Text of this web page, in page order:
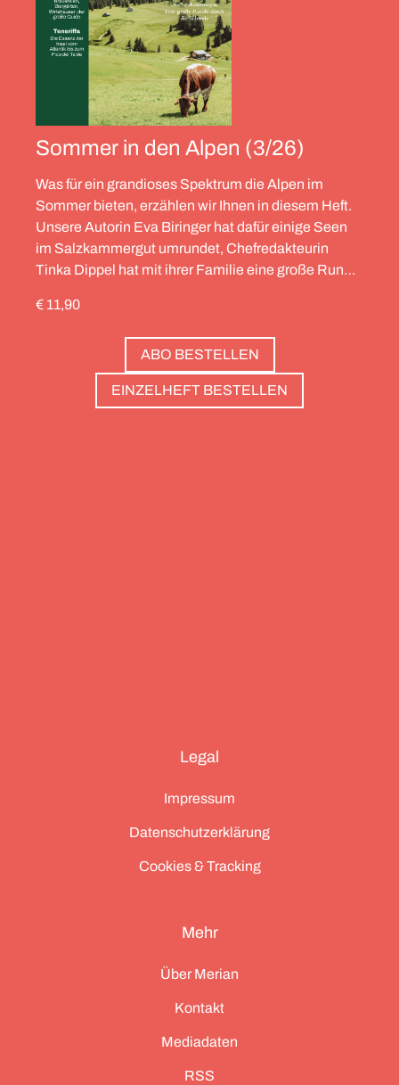
Sommer in den Alpen (3/26)
Was für ein grandioses Spektrum die Alpen im
Sommer bieten, erzählen wir Ihnen in diesem Heft.
Unsere Autorin Eva Biringer hat dafür einige Seen
im Salzkammergut umrundet, Chefredakteurin
Tinka Dippel hat mit ihrer Familie eine große Runde
Helfrich ist über viele Gipfel gegangen – von
Salzburg bis nach Triest. Und die Redaktion hat
zwölf Hotels gesammelt, die zweierlei gemeinsam
haben: Sie sind die perfekte Basis, um Gipfel zu
stürmen. Und sie haben wunderschöne Pools, um
€ 11,90
ABO BESTELLEN
EINZELHEFT BESTELLEN
Legal
Impressum
Datenschutzerklärung
Cookies & Tracking
Mehr
Über Merian
Kontakt
Mediadaten
RSS